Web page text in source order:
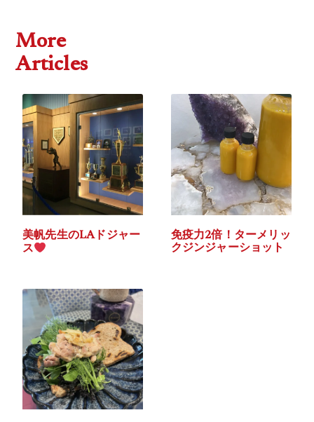
More
Articles
美帆先生のLAドジャー
ス
免疫力2倍！ターメリッ
クジンジャーショット